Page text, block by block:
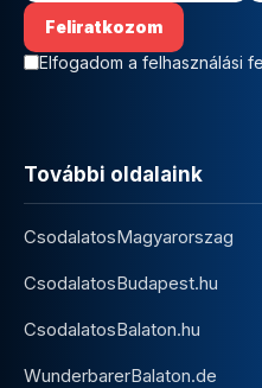
Elfogadom a felhasználási
További oldalaink
CsodalatosMagyarorszag
CsodalatosBudapest.hu
CsodalatosBalaton.hu
WunderbarerBalaton.de